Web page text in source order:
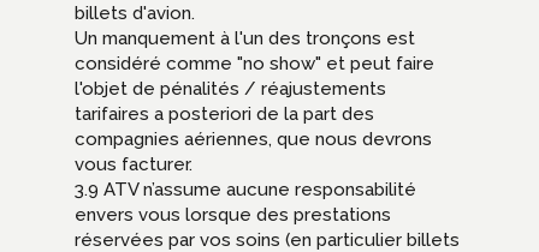
billets d'avion.
Un manquement à l'un des tronçons est
considéré comme "no show" et peut faire
l'objet de pénalités / réajustements
tarifaires a posteriori de la part des
compagnies aériennes, que nous devrons
vous facturer.
3.9 ATV n’assume aucune responsabilité
envers vous lorsque des prestations
réservées par vos soins (en particulier billets